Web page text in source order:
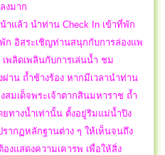
งมาก
แล้ว นำท่าน Check In เข้าที่พัก
ก อิสระเชิญท่านสนุกกับการล่องแพ
พลิดเพลินกับการเล่นน้ำ ชม
าน ถ้ำช้างร้อง หากมีเวลานำท่าน
มเด็จพระเจ้าตากสินมหาราช ถ้ำ
ยทางน้ำเท่านั้น ตั้งอยู่ริมแม่น้ำปิง
ากฏหลักฐานต่าง ๆ ให้เห็นจนถึง
งแสดงความเคารพ เพื่อให้สิ่ง